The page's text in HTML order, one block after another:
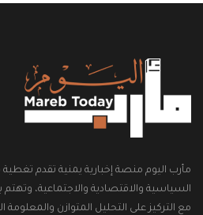
مأرب اليوم منصة إخبارية يمنية تقدم تغطية
السياسية والاقتصادية والاجتماعية،
مع التركيز على التحليل المتوازن والمعلومة